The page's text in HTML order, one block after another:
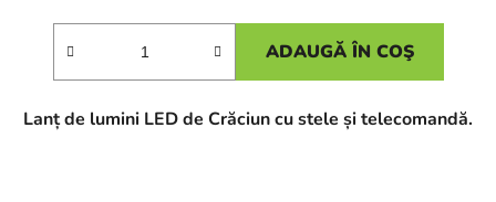
ADAUGĂ ÎN COŞ
Lanț de lumini LED de Crăciun cu stele și telecomandă.